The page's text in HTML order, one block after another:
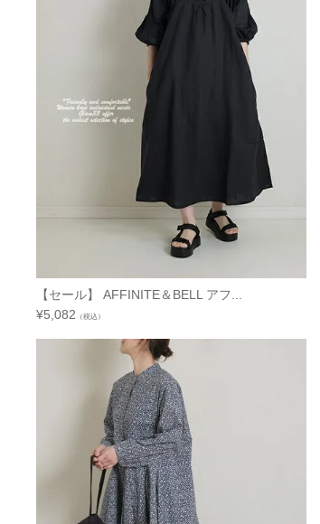
【セール】 AFFINITE＆BELL アフ...
¥5,082 （税込）